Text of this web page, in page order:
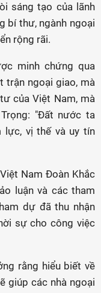
sáng tạo của lãnh
bí thư, ngành ngoại
rộng rãi.
minh chứng qua
trận ngoại giao, mà
của Việt Nam, mà
"Đất nước ta
vị thế và uy tín
Nam Đoàn Khắc
luận và các tham
dự đã thu nhận
sự cho công việc
rằng hiểu biết về
giúp các nhà ngoại